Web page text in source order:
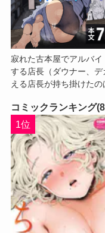
寂れた古本屋でアルバ
する店長（ダウナー、
える店長が持ち掛けたの
コミックランキング
1位